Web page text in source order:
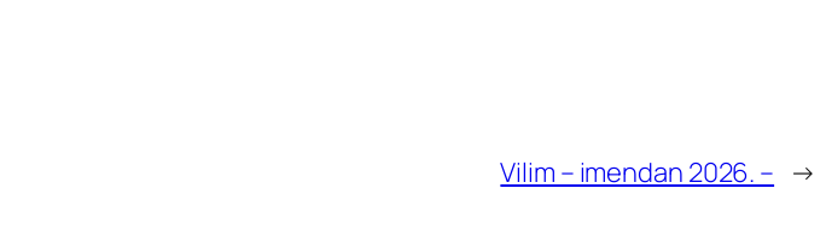
Vilim – imendan 2026. – →